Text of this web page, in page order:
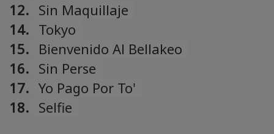
12. Sin Maquillaje
14. Tokyo
15. Bienvenido Al Bellakeo
16. Sin Perse
17. Yo Pago Por To'
18. Selfie